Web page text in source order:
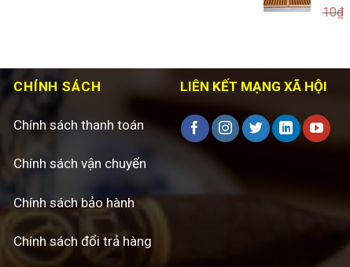
10₫
CHÍNH SÁCH
Chính sách thanh toán
Chính sách vận chuyển
Chính sách bảo hành
Chính sách đổi trả hàng
LIÊN KẾT MẠNG XÃ HỘI